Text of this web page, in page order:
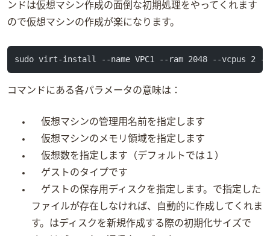
ンドは仮想マシン作成の面倒な初期処理をやってくれます
ので仮想マシンの作成が楽になります。
sudo virt-install --name VPC1 --ram 2048 --vcpus 2
コマンドにある各パラメータの意味は：
仮想マシンの管理用名前を指定します
仮想マシンのメモリ領域を指定します
仮想CPU数を指定します（デフォルトでは１）
ゲストOSのタイプです
ゲストOSの保存用ディスクを指定します。pathで指定した
ファイルが存在しなければ、自動的に作成してくれま
す。sizeはディスクを新規作成する際の初期化サイズで